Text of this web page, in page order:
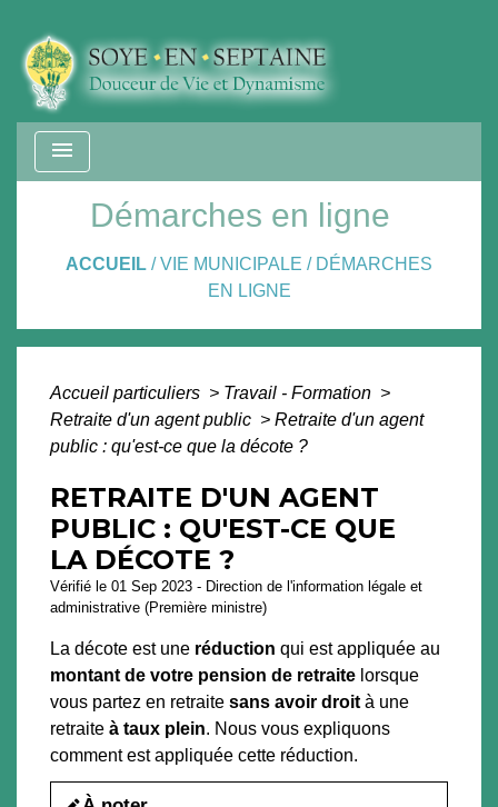
menu
Démarches en ligne
ACCUEIL /VIE MUNICIPALE / DÉMARCHES
EN LIGNE
Accueil particuliers > Travail - Formation >
Retraite d'un agent public > Retraite d'un agent
public : qu'est-ce que la décote ?
RETRAITE D'UN AGENT
PUBLIC : QU'EST-CE QUE
LA DÉCOTE ?
Vérifié le 01 Sep 2023 - Direction de l'information légale et
administrative (Première ministre)
La décote est une réduction qui est appliquée au
montant de votre pension de retraite lorsque
vous partez en retraite sans avoir droit à une
retraite à taux plein. Nous vous expliquons
comment est appliquée cette réduction.